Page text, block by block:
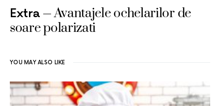
Extra
Avantajele ochelarilor de
soare polarizati
YOU MAY ALSO LIKE